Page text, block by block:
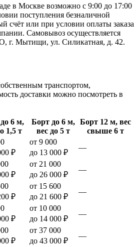
в Москве возможно с 9:00 до 17:00
поступления безналичной
счёт или при условии оплаты заказа
Самовывоз осуществляется
г. Мытищи, ул. Силикатная, д. 42.
транспортом,
доставки можно посмотреть в
6 м,
1,5 т
Борт до 6 м,
вес до 5 т
Борт 12 м, вес
свыше 6 т
₽
от 9 000
до 13 000 ₽
—
₽
от 21 000
до 26 000 ₽
—
₽
от 15 600
до 21 600 ₽
—
₽
от 10 000
до 14 000 ₽
—
₽
от 37 000
до 43 000 ₽
—